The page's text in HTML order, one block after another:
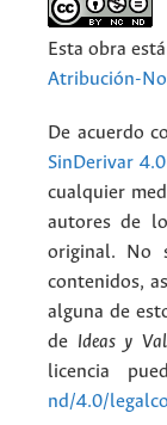
Esta obra
Atribución-
De acuerdo
SinDerivar
cualquier
autores de
original. No
contenidos,
alguna de
de Ideas y
licencia
nd/4.0/